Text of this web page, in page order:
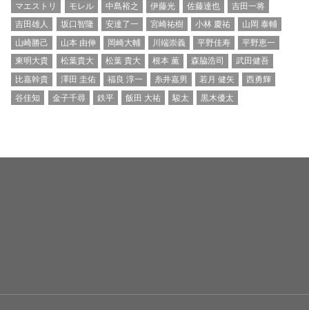
マエストリ
モレル 中島裕之 伊藤光 佐藤達也
吉田一将
吉田雄人
坂口智隆 安達了一 宮崎祐樹 小林 慶祐
山岡 泰輔
山崎勝己
山本 由伸 岡崎大輔 川端崇義 平野佳寿
平野恵一
東明大貴
松葉貴大 松葉 貴大 根本 薫 森脇浩司
武田健吾
比嘉幹貴
澤田 圭佑 福良 淳一 糸井嘉男 若月 健矢
西勇輝
谷佳知
金子千尋 鉄平 飯田 大祐 駿太 黒木優太